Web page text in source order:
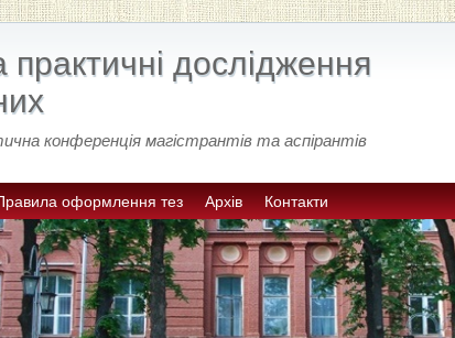
практичні дослідження
конференція магістрантів та аспірантів
оформлення тез Архів Контакти